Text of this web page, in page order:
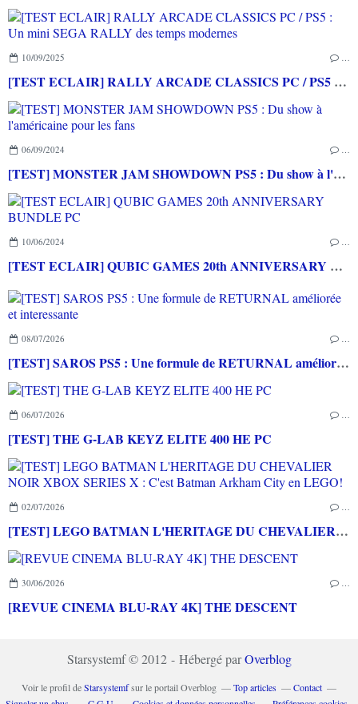
10/09/2025 …
[TEST ECLAIR] RALLY ARCADE CLASSICS PC / PS5 : Un mini SEGA RALLY des temps modernes
06/09/2024 …
[TEST] MONSTER JAM SHOWDOWN PS5 : Du show à l'américaine pour les fans
10/06/2024 …
[TEST ECLAIR] QUBIC GAMES 20th ANNIVERSARY BUNDLE PC
08/07/2026 …
[TEST] SAROS PS5 : Une formule de RETURNAL améliorée et interessante
06/07/2026 …
[TEST] THE G-LAB KEYZ ELITE 400 HE PC
02/07/2026 …
[TEST] LEGO BATMAN L'HERITAGE DU CHEVALIER NOIR XBOX SERIES X : C'est Batman Arkham City en LEGO!
30/06/2026 …
[REVUE CINEMA BLU-RAY 4K] THE DESCENT
Starsystemf © 2012 - Hébergé parOverblog
Voir le profil deStarsystemfsur le portail Overblog Top articles
Contact